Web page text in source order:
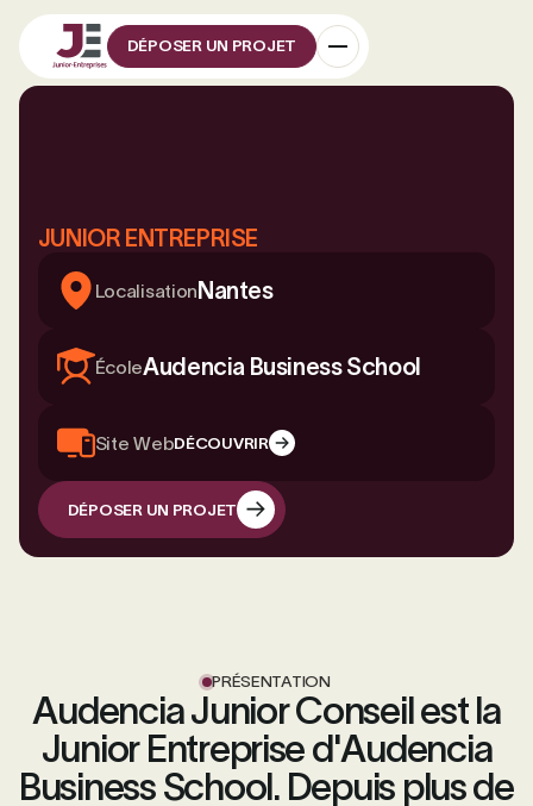
DÉPOSER UN PROJET
JUNIOR ENTREPRISE
Localisation Nantes
ÉcoleAudencia Business School
Site WebDÉCOUVRIR
DÉPOSER UN PROJET
PRÉSENTATION
Audencia Junior Conseil est la
Junior Entreprise d'Audencia
Business School. Depuis plus de